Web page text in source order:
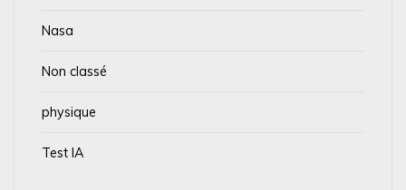
Nasa
Non classé
physique
Test IA